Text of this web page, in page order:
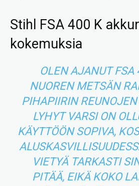
Stihl FSA 400 K
kokemuksia
OLEN AJANUT FSA
NUOREN METSÄN
PIHAPIIRIN
LYHYT VARSI ON
KÄYTTÖÖN SOPIVA,
VIETYÄ TARKASTI
PITÄÄ, EIKÄ KOKO